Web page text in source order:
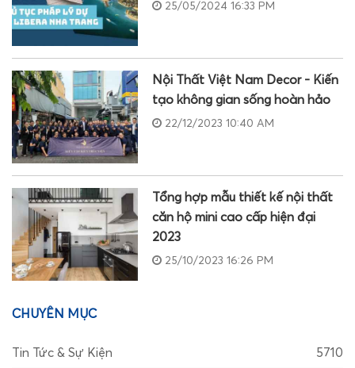
25/05/2024 16:33 PM
Nội Thất Việt Nam Decor - Kiến
tạo không gian sống hoàn hảo
22/12/2023 10:40 AM
Tổng hợp mẫu thiết kế nội thất
căn hộ mini cao cấp hiện đại
2023
25/10/2023 16:26 PM
CHUYÊN MỤC
Tin Tức & Sự Kiện 5710